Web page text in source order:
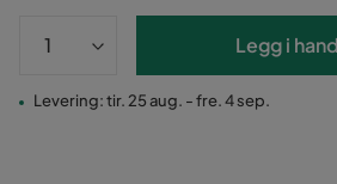
Legg i
Levering: tir. 25 aug. - fre. 4 sep.